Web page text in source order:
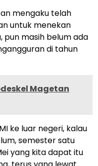
mengaku telah
untuk menekan
masih belum ada
di tahun
Magetan
ke luar negeri, kalau
semester satu
yang kita dapat itu